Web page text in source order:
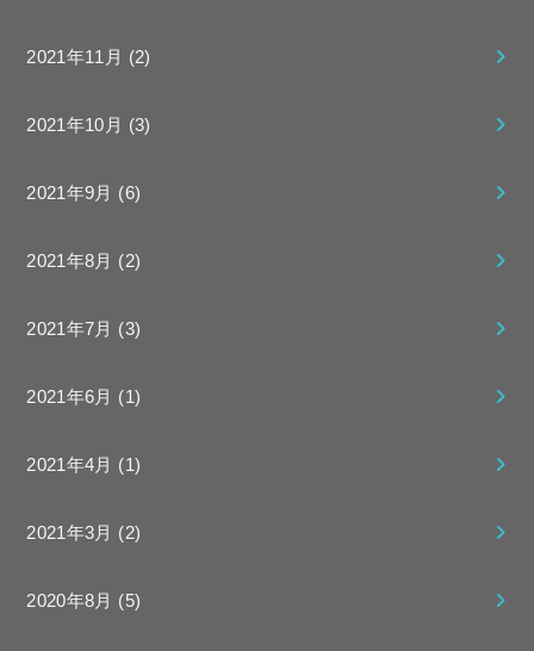
2021年11月 (2)
2021年10月 (3)
2021年9月 (6)
2021年8月 (2)
2021年7月 (3)
2021年6月 (1)
2021年4月 (1)
2021年3月 (2)
2020年8月 (5)